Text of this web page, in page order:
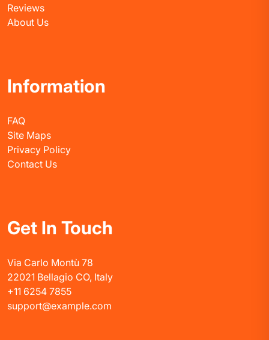
Reviews
About Us
Information
FAQ
Site Maps
Privacy Policy
Contact Us
Get In Touch
Via Carlo Montù 78
22021 Bellagio CO, Italy
+11 6254 7855
support@example.com